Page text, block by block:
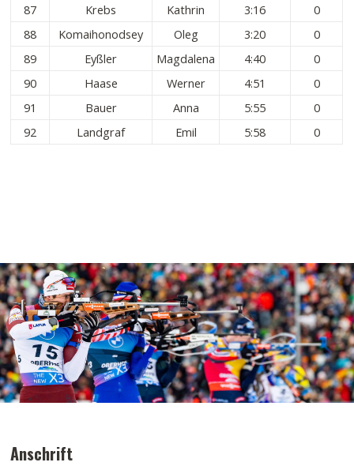
87
Krebs Kathrin 3:16
0
88
Komaihonodsey Oleg 3:20
0
89
Eyßler Magdalena 4:40
0
90
Haase Werner 4:51
0
91
Bauer Anna 5:55
0
92
Landgraf Emil 5:58 0
Anschrift